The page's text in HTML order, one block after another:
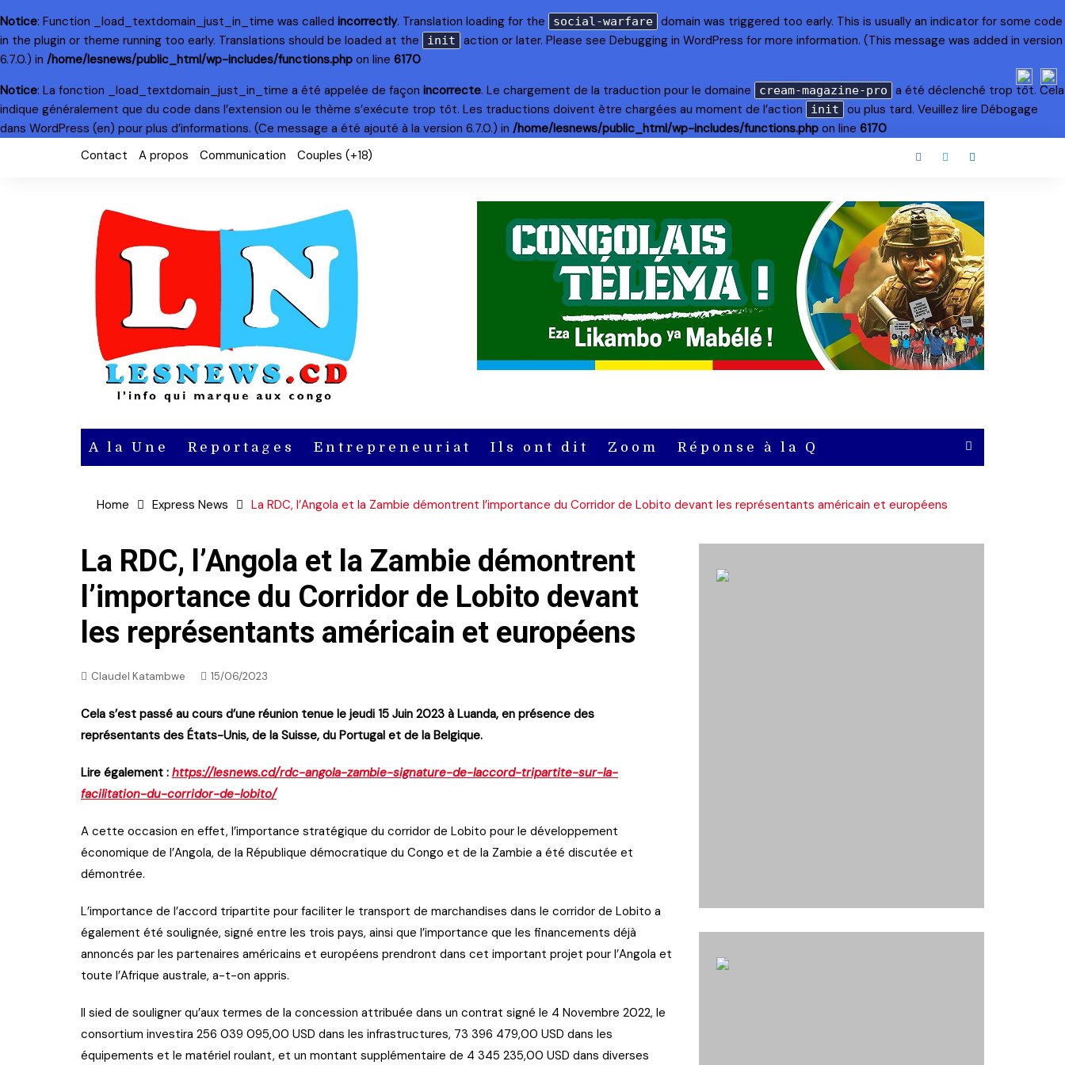
Notice: Function _load_textdomain_just_in_time was called incorrectly. Translation loading for the social-warfare domain was triggered too early. This is usually an indicator for some code
in the plugin or theme running too early. Translations should be loaded at the
init action or later. Please see Debugging in WordPress for more information. (This message was added in version
6.7.0.) in /home/lesnews/public_html/wp-includes/functions.php on line 6170
Notice: La fonction _load_textdomain_just_in_time a été appelée de façon incorrecte. Le chargement de la traduction pour le domaine cream-magazine-pro
a été déclenché trop tôt. Cela
indique généralement que du code dans l’extension ou le thème s’exécute trop tôt. Les traductions doivent être chargées au moment de l’action
init ou plus tard. Veuillez lire Débogage
dans WordPress (en) pour plus d’informations. (Ce message a été ajouté à la version 6.7.0.) in /home/lesnews/public_html/wp-includes/functions.php on line 6170
Contact A propos Communication Couples (+18)
A la Une
vidéo
Actu en
audio
Reportages Entrepreneuriat Ils ont dit Zoom Réponse à la Q
Home Express News La RDC, l’Angola et la Zambie démontrent l’importance du Corridor de Lobito devant les représentants américain et européens
La RDC, l’Angola et la Zambie démontrent
l’importance du Corridor de Lobito devant
les représentants américain et européens
Claudel Katambwe 15/06/2023
Cela s’est passé au cours d’une réunion tenue le jeudi 15 Juin 2023 à Luanda, en présence des
représentants des États-Unis, de la Suisse, du Portugal et de la Belgique.
Lire également : https://lesnews.cd/rdc-angola-zambie-signature-de-laccord-tripartite-sur-la-
facilitation-du-corridor-de-lobito/
A cette occasion en effet, l’importance stratégique du corridor de Lobito pour le développement
économique de l’Angola, de la République démocratique du Congo et de la Zambie a été discutée et
démontrée.
L’importance de l’accord tripartite pour faciliter le transport de marchandises dans le corridor de Lobito a
également été soulignée, signé entre les trois pays, ainsi que l’importance que les financements déjà
annoncés par les partenaires américains et européens prendront dans cet important projet pour l’Angola et
toute l’Afrique australe, a-t-on appris.
Il sied de souligner qu’aux termes de la concession attribuée dans un contrat signé le 4 Novembre 2022, le
consortium investira 256 039 095,00 USD dans les infrastructures, 73 396 479,00 USD dans les
équipements et le matériel roulant, et un montant supplémentaire de 4 345 235,00 USD dans diverses